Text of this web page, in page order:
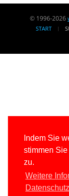
Indem Sie
stimmen
zu.
Weitere
Datenschutz
© 1996-2026
START